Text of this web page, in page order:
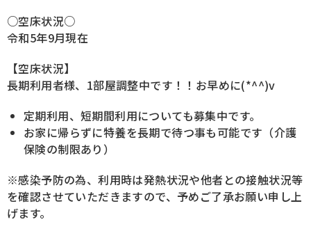
○空床状況○
令和5年9月現在
【空床状況】
長期利用者様、1部屋調整中です！！お早めに(*^^)v
定期利用、短期間利用についても募集中です。
お家に帰らずに特養を長期で待つ事も可能です（介護
保険の制限あり）
※感染予防の為、利用時は発熱状況や他者との接触状況等
を確認させていただきますので、予めご了承お願い申し上
げます。